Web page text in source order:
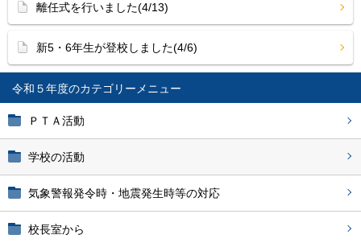
令和５年度
ＰＴＡ活動
学校の活動
気象警報発令時・地震発生時等の対応
校長室から
離任式を行いました(4/13)
新5・6年生が登校しました(4/6)